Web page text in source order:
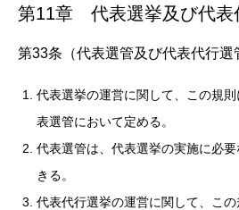
第11章 代表選挙及び代表
第33条（代表選管及び代表代行選
代表選挙の運営に関して、この規
表選管において定める。
代表選管は、代表選挙の実施に必
きる。
代表代行選挙の運営に関して、こ